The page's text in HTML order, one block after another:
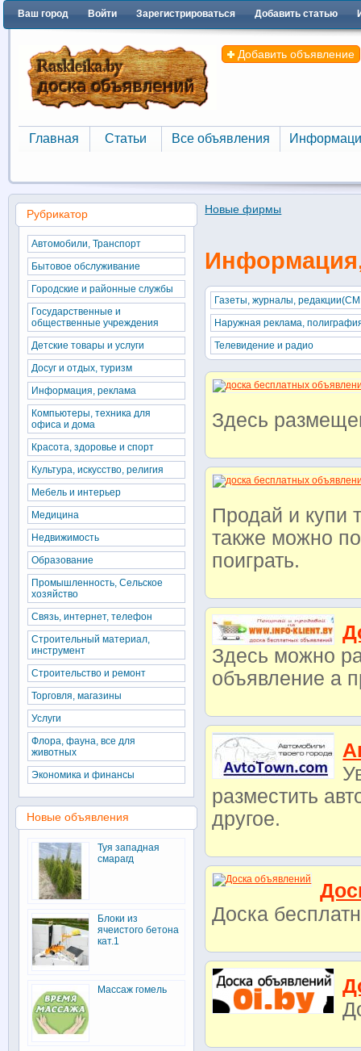
Ваш город Войти Зарегистрироваться Добавить статью
Добавить объявление
Главная
Главная
Статьи
Статьи
Все объявления
Все объявления
Новые фирмы
Газеты, журналы,
Наружная реклама,
Телевидение и радио
Здесь
Продай и купи
также можно
поиграть.
Здесь можно
объявление а
разместить
другое.
Доска
Рубрикатор
Автомобили, Транспорт
Бытовое обслуживание
Городские и районные службы
Государственные и
общественные учреждения
Детские товары и услуги
Досуг и отдых, туризм
Информация, реклама
Компьютеры, техника для
офиса и дома
Красота, здоровье и спорт
Культура, искусство, религия
Мебель и интерьер
Медицина
Недвижимость
Образование
Промышленность, Сельское
хозяйство
Связь, интернет, телефон
Строительный материал,
инструмент
Строительство и ремонт
Торговля, магазины
Услуги
Флора, фауна, все для
животных
Экономика и финансы
Новые объявления
Туя западная
смарагд
Блоки из
ячеистого бетона
кат.1
Массаж гомель